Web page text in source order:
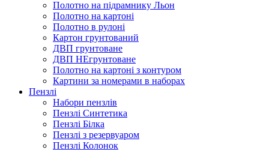
Полотно на підрамнику Льон
Полотно на картоні
Полотно в рулоні
Картон грунтований
ДВП грунтоване
ДВП НЕгрунтоване
Полотно на картоні з контуром
Картини за номерами в наборах
Пензлі
Набори пензлів
Пензлі Синтетика
Пензлі Білка
Пензлі з резервуаром
Пензлі Колонок